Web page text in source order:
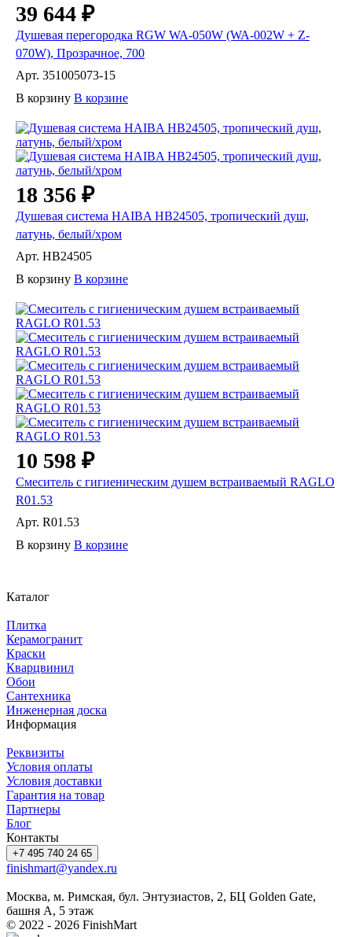
39 644 ₽
Душевая перегородка RGW WA-050W (WA-002W + Z-
070W), Прозрачное, 700
Арт. 351005073-15
В корзину В корзине
18 356 ₽
Душевая система HAIBA HB24505, тропический душ,
латунь, белый/хром
Арт. HB24505
В корзину В корзине
10 598 ₽
Смеситель с гигиеническим душем встраиваемый RAGLO
R01.53
Арт. R01.53
В корзину В корзине
Каталог
Плитка
Керамогранит
Краски
Кварцвинил
Обои
Сантехника
Инженерная доска
Информация
Реквизиты
Условия оплаты
Условия доставки
Гарантия на товар
Партнеры
Блог
Контакты
+7 495 740 24 65
finishmart@yandex.ru
Москва, м. Римская, бул. Энтузиастов, 2, БЦ Golden Gate,
башня А, 5 этаж
© 2022 - 2026 FinishMart